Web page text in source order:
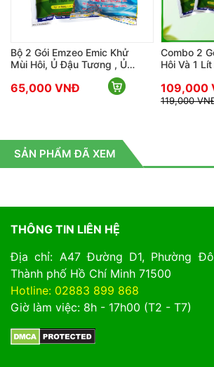
Trồng hoa kiểng cần phải trộn đất để
chơi kiểng, phân trùn quế là lựa
người trong 2 năm trờ lại đây. Chỉ
phân trùn quế là bạn có ngay một
kiểng cực kì chất lượng rồi.
Emzeo Emic Khử
Ủ Đậu Tương , Ủ
VNĐ
Combo 2 Gói
Hôi Và 1 Lít Mật Rỉ
Nguyên Chất
109,000 VNĐ
119,000 VNĐ
SẢN PHẨM ĐÃ XEM
THÔNG TIN LIÊN HỆ
Địa chỉ: A47 Đường D1, Phường
Thành phố Hồ Chí Minh 71500
Hotline: 02883 899 868
Giờ làm việc: 8h - 17h00 (T2 - T7)